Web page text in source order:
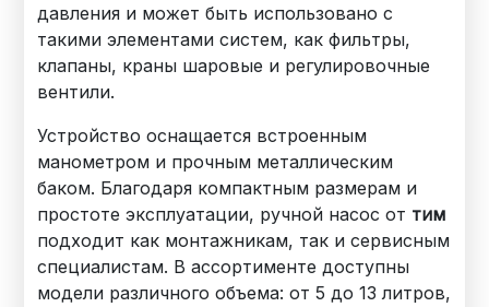
давления и может быть использовано с
такими элементами систем, как фильтры,
клапаны, краны шаровые и регулировочные
вентили.
Устройство оснащается встроенным
манометром и прочным металлическим
баком. Благодаря компактным размерам и
простоте эксплуатации, ручной насос от тим
подходит как монтажникам, так и сервисным
специалистам. В ассортименте доступны
модели различного объема: от 5 до 13 литров,